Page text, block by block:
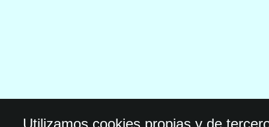
Utilizamos cookies propias y de